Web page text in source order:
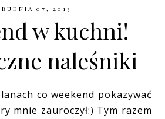
07, 2013
w kuchni!
naleśniki
co weekend pokazywać
mnie zauroczył:) Tym razem